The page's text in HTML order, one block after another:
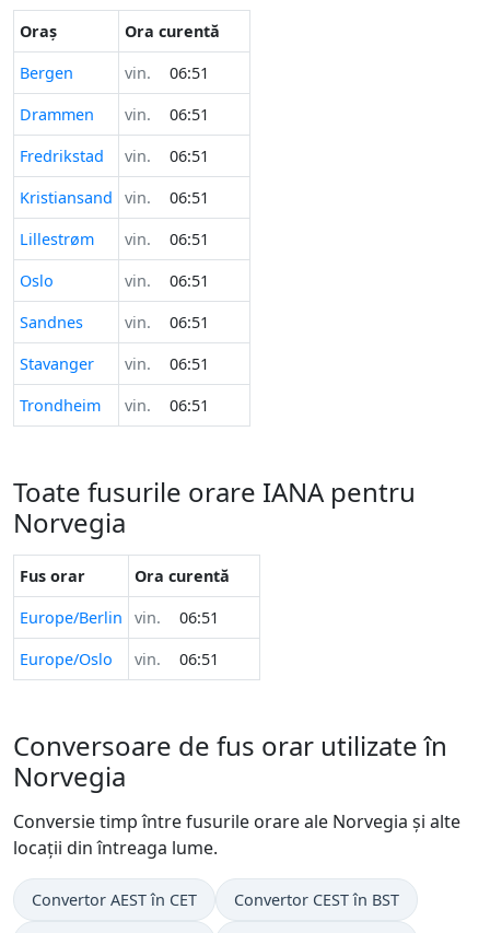
Oraș
Ora curentă
Bergen
vin.
06:51
Drammen
vin.
06:51
Fredrikstad
vin.
06:51
Kristiansand
vin.
06:51
Lillestrøm
vin.
06:51
Oslo
vin.
06:51
Sandnes
vin.
06:51
Stavanger
vin.
06:51
Trondheim
vin. 06:51
Toate fusurile orare IANA pentru
Norvegia
Fus orar
Ora curentă
Europe/Berlin
vin.
06:51
Europe/Oslo
vin. 06:51
Conversoare de fus orar utilizate în
Norvegia
Conversie timp între fusurile orare ale Norvegia și alte
locații din întreaga lume.
Convertor AEST în CET Convertor CEST în BST